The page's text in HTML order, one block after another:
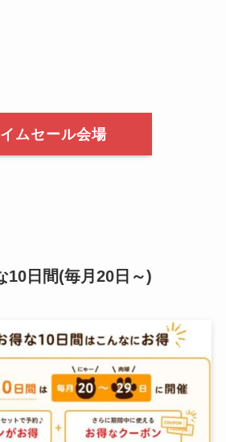
ムセール会場
10日間(毎月20日～)